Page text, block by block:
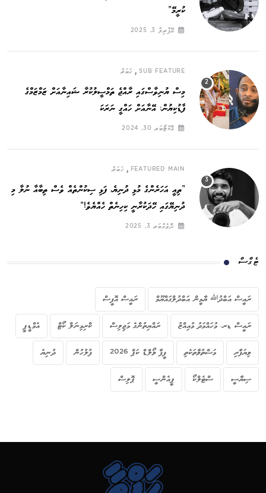
ކުރީމޭ“
އޭޕްރިލް 3, 2025
SUB FEATURE
, ޚަބަރު
މިސް ޔުނިވާސްގައި ރާއްޖެ ތަމްސީލުކުރާ ޝައިނާއަށް ޒަމްޒަމްގެ
ފާޑުކިޔުން: އޭނާއަށް ހައްގީ ނަރަކަ
އޮކްޓޯބަރ 30, 2024
FEATURED MAIN
, ޚަބަރު
”ތިއީ އަހަރެންގެ މުޅި ދުނިޔެ, ފަޅި ސިކުންތެއް ވެސް ތިބާއާ ނުލާ މި
ދުނިޔޭގައި ހޭދަކުރާނީ ކިހިނެތް ހެއްޔެވެ!“
ނޮވެމްބަރ 3, 2025
ޓެގްސް
ރައީސް އަބްދުﷲ ޔާމީން އަބްދުލްގައްޔޫމް ރައީސް އޮފީސް
ރައީސް ޑރ. މުހައްމަދު މުއިއްޒު ރައްޔިތުންގެ މަޖިލިސް ކްރިމިނަލް ކޯޓް އެމްޑީޕީ
ވިޔަފާރި މަސްތުވާތަކެތި ފީފާ ވޯލްޑް ކަޕް 2026 ފުލުހުން ދުނިޔެ
ސިޔާސީ ސްޓެލްކޯ ޕީއެންސީ ޕޮލިސް